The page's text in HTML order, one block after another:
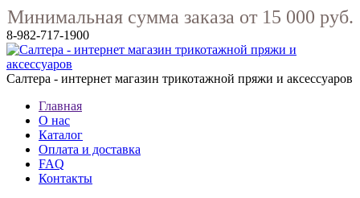
Минимальная сумма заказа от 15 000 руб.
8-982-717-1900
Салтера - интернет магазин трикотажной пряжи и аксессуаров
Главная
О нас
Каталог
Оплата и доставка
FAQ
Контакты